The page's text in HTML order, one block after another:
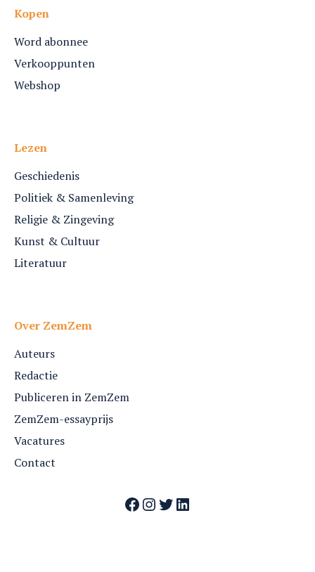
Kopen
Word abonnee
Verkooppunten
Webshop
Lezen
Geschiedenis
Politiek & Samenleving
Religie & Zingeving
Kunst & Cultuur
Literatuur
Over ZemZem
Auteurs
Redactie
Publiceren in ZemZem
ZemZem-essayprijs
Vacatures
Contact
Facebook
Instagram
Twitter
LinkedIn